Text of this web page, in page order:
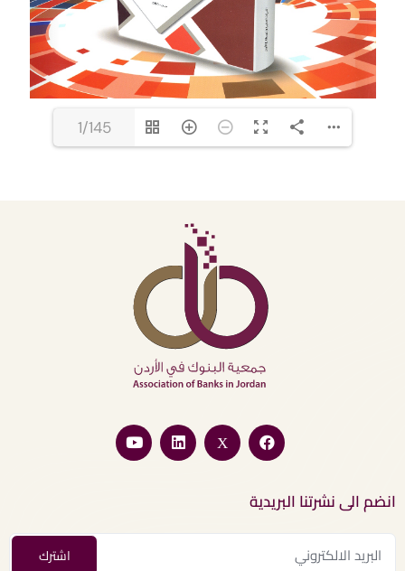
1/145
انضم الى نشرتنا البريدية